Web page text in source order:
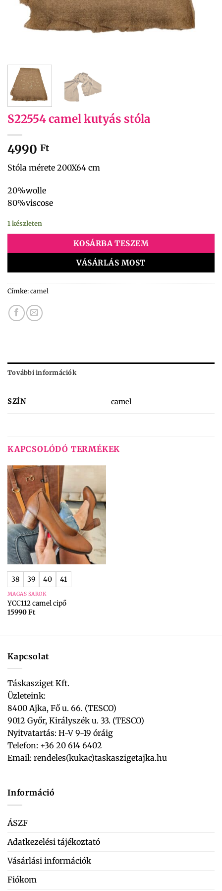
S22554 camel kutyás stóla
4990 Ft
Stóla mérete 200X64 cm
20%wolle
80%viscose
1 készleten
KOSÁRBA TESZEM
VÁSÁRLÁS MOST
Címke:camel
További információk
SZÍN camel
KAPCSOLÓDÓ TERMÉKEK
38 39 40 41
MAGAS SAROK
YCC112 camel cipő
15990Ft
Kapcsolat
Táskasziget Kft.
Üzleteink:
8400 Ajka, Fő u. 66. (TESCO)
9012 Győr, Királyszék u. 33. (TESCO)
Nyitvatartás: H-V 9-19 óráig
Telefon: +36 20 614 6402
Email: rendeles(kukac)taskaszigetajka.hu
Információ
ÁSZF
Adatkezelési tájékoztató
Vásárlási információk
Fiókom